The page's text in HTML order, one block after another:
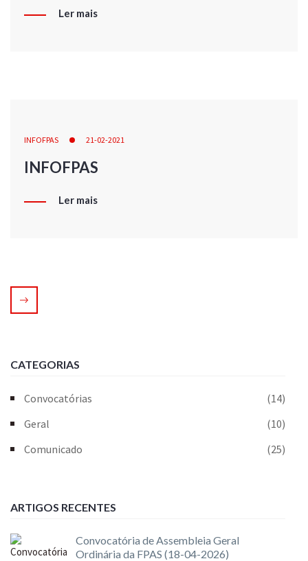
Ler mais
INFOFPAS 21-02-2021
INFOFPAS
Ler mais
CATEGORIAS
Convocatórias
(14)
Geral
(10)
Comunicado
(25)
ARTIGOS RECENTES
Convocatória de Assembleia Geral
Ordinária da FPAS (18-04-2026)